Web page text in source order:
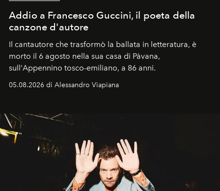
Addio a Francesco Guccini, il poeta della
canzone d'autore
Il cantautore che trasformò la ballata in letteratura, è
morto il 6 agosto nella sua casa di Pàvana,
sull'Appennino tosco-emiliano, a 86 anni.
05.08.2026 di Alessandro Viapiana